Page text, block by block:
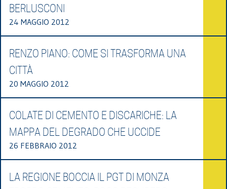
BERLUSCONI
24 MAGGIO 2012
RENZO PIANO: COME SI TRASFORMA UNA
CITTÀ
20 MAGGIO 2012
COLATE DI CEMENTO E DISCARICHE: LA
MAPPA DEL DEGRADO CHE UCCIDE
26 FEBBRAIO 2012
LA REGIONE BOCCIA IL PGT DI MONZA